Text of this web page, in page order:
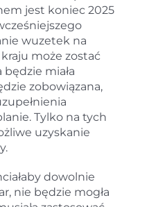
jest koniec 2025
wuzetek na
może zostać
miała
zobowiązana,
Tylko na tych
uzyskanie
dowolnie
nie będzie mogła